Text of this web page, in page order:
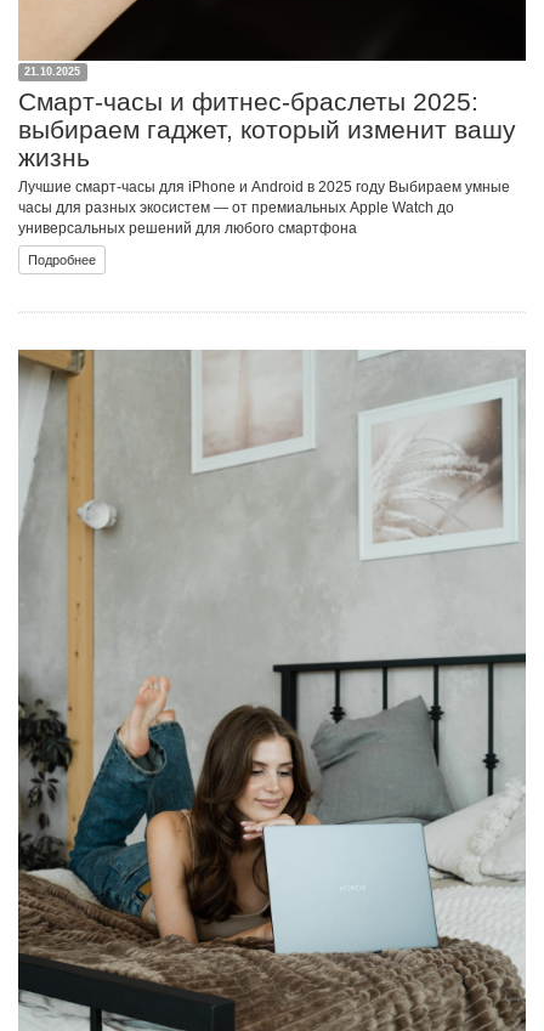
21.10.2025
Смарт-часы и фитнес-браслеты 2025:
выбираем гаджет, который изменит вашу
жизнь
Лучшие смарт-часы для iPhone и Android в 2025 году Выбираем умные
часы для разных экосистем — от премиальных Apple Watch до
универсальных решений для любого смартфона
Подробнее